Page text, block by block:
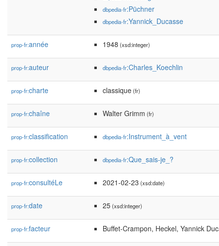
dbpedia-fr:Püchner
dbpedia-fr:Yannick_Ducasse
prop-fr:année 1948 (xsd:integer)
prop-fr:auteur dbpedia-fr:Charles_Koechlin
prop-fr:charte classique(fr)
prop-fr:chaîne Walter Grimm (fr)
prop-fr:classification dbpedia-fr:Instrument_à_vent
prop-fr:collection dbpedia-fr:Que_sais-je_?
prop-fr:consultéLe 2021-02-23 (xsd:date)
prop-fr:date 25(xsd:integer)
prop-fr:facteur Buffet-Crampon, Heckel, Yannick